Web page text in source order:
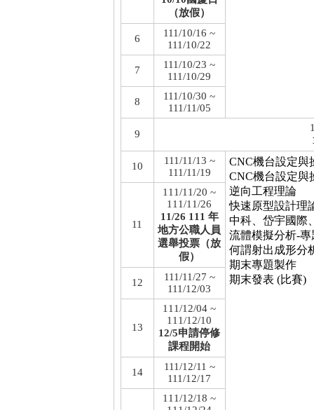
（放假）
6
111/10/16 ~
111/10/22
7
111/10/23 ~
111/10/29
8
111/10/30 ~
111/11/05
9
10
111/11/13 ~
111/11/19
CNC機台設定與
CNC機台設定與
逆向工程理論
快速原型設計理
中科、岱宇國際
流體模擬分析-專
何謂射出成形分
期末專題製作
期末發表 (比賽)
11
111/11/20 ~
111/11/26
11/26 111 年
地方公職人員
選舉投票（放
假）
12
111/11/27 ~
111/12/03
13
111/12/04 ~
111/12/10
12/5申請停修
課程開始
14
111/12/11 ~
111/12/17
111/12/18 ~